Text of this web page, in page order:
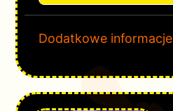
Dodatkowe informacje